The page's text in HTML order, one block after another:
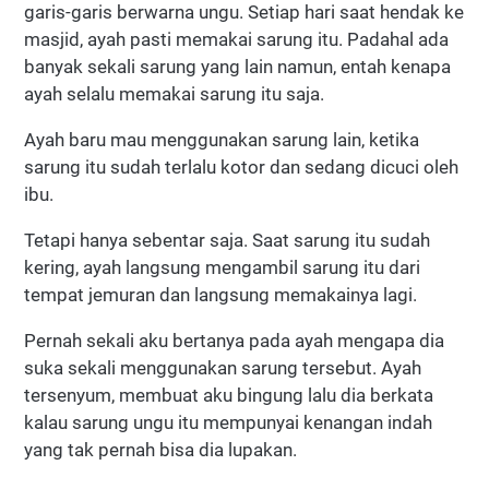
garis-garis berwarna ungu. Setiap hari saat hendak ke
masjid, ayah pasti memakai sarung itu. Padahal ada
banyak sekali sarung yang lain namun, entah kenapa
ayah selalu memakai sarung itu saja.
Ayah baru mau menggunakan sarung lain, ketika
sarung itu sudah terlalu kotor dan sedang dicuci oleh
ibu.
Tetapi hanya sebentar saja. Saat sarung itu sudah
kering, ayah langsung mengambil sarung itu dari
tempat jemuran dan langsung memakainya lagi.
Pernah sekali aku bertanya pada ayah mengapa dia
suka sekali menggunakan sarung tersebut. Ayah
tersenyum, membuat aku bingung lalu dia berkata
kalau sarung ungu itu mempunyai kenangan indah
yang tak pernah bisa dia lupakan.